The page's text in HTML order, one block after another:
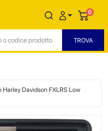
0
Davidson FXLRS Low